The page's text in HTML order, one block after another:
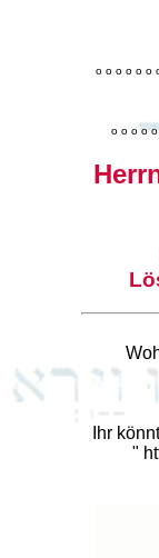
o o o o o o
o o o o o
Ihr
"